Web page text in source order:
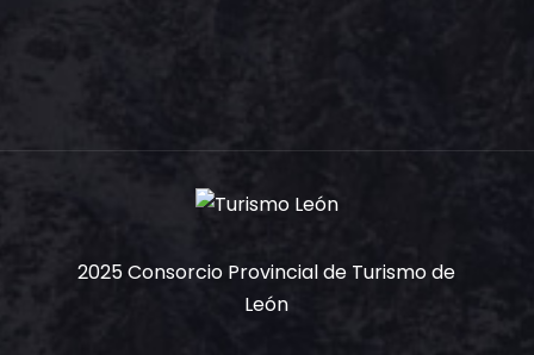
2025 Consorcio Provincial de Turismo de
León